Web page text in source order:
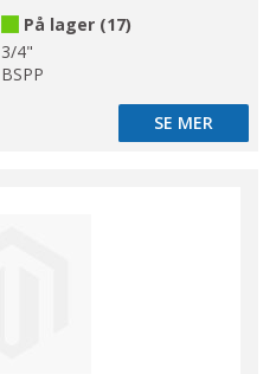
På lager (17)
3/4"
BSPP
SE MER
SE MER